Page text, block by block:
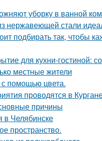
уборку в ванной
нержавеющей стали
подбирать так, чтобы
для кухни-гостиной:
местные жители
с помощью цвета.
проводятся в
причины
в Челябинске
пространство.